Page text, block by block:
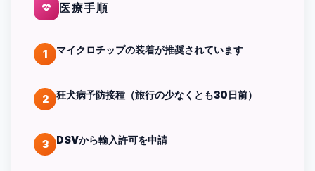
医療手順
1 マイクロチップの装着が推奨されています
2 狂犬病予防接種（旅行の少なくとも30日前）
3 DSVから輸入許可を申請